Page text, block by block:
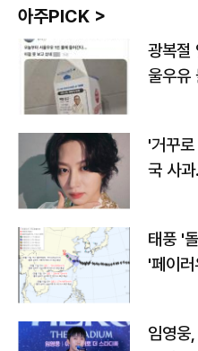
아주PICK >
광복절
울우유
'거꾸
국 사
태풍 '
'페이
임영웅